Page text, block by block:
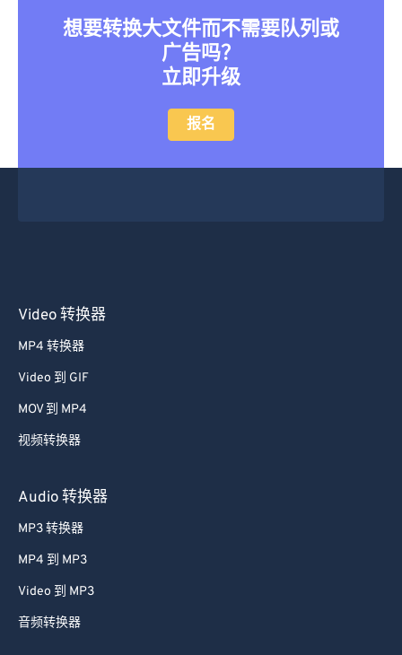
想要转换大文件而不需要队列或
广告吗？
立即升级
报名
Video 转换器
MP4 转换器
Video 到 GIF
MOV 到 MP4
视频转换器
Audio 转换器
MP3 转换器
MP4 到 MP3
Video 到 MP3
音频转换器